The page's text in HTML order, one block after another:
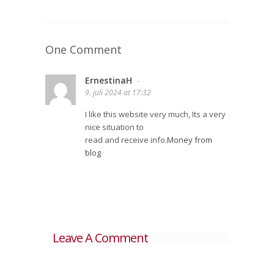
One Comment
ErnestinaH -
9. juli 2024 at 17:32
I like this website very much, Its a very
nice situation to
read and receive info.Money from
blog
Leave A Comment